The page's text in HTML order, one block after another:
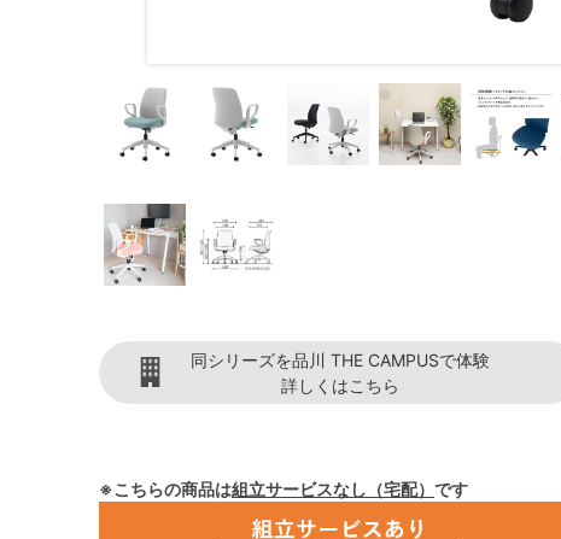
同シリーズを品川 THE CAMPUSで体験
詳しくはこちら
※こちらの商品は組立サービスなし（宅配） です